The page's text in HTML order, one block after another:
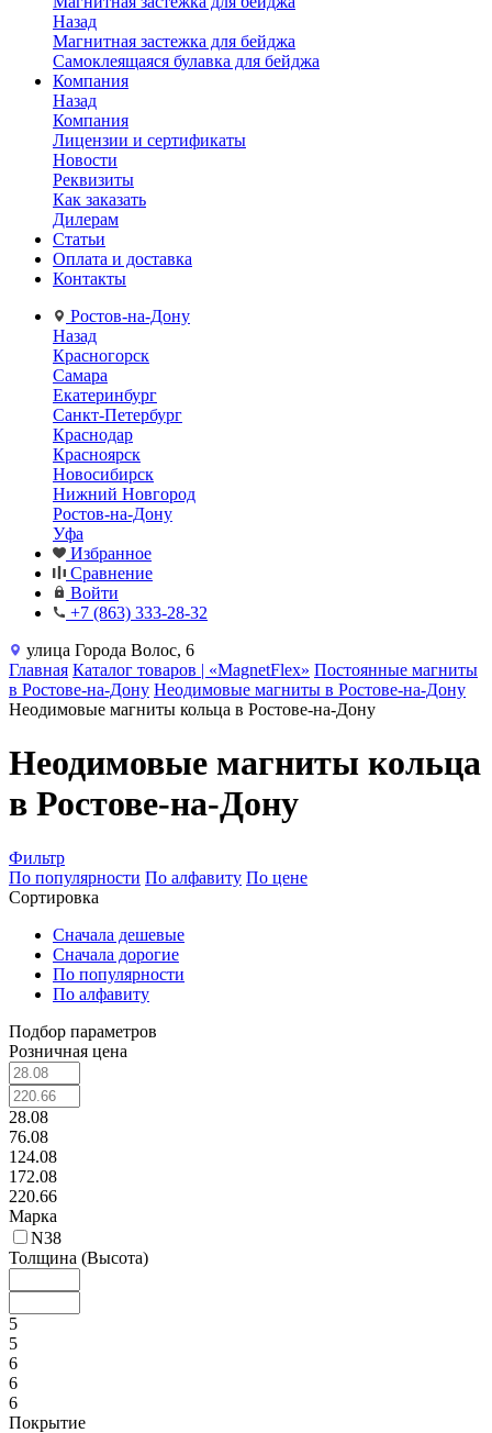
Назад
Магнитная застежка для бейджа
Самоклеящаяся булавка для бейджа
Компания
Назад
Компания
Лицензии и сертификаты
Новости
Реквизиты
Как заказать
Дилерам
Статьи
Оплата и доставка
Контакты
Ростов-на-Дону
Назад
Красногорск
Самара
Екатеринбург
Санкт-Петербург
Краснодар
Красноярск
Новосибирск
Нижний Новгород
Ростов-на-Дону
Уфа
Избранное
Сравнение
Войти
+7 (863) 333-28-32
улица Города Волос, 6
Главная Каталог товаров | «MagnetFlex» Постоянные магниты
в Ростове-на-Дону Неодимовые магниты в Ростове-на-Дону
Неодимовые магниты кольца в Ростове-на-Дону
Неодимовые магниты кольца
в Ростове-на-Дону
Фильтр
По популярности По алфавиту По цене
Сортировка
Сначала дешевые
Сначала дорогие
По популярности
По алфавиту
Подбор параметров
Розничная цена
28.08
76.08
124.08
172.08
220.66
Марка
N38
Толщина (Высота)
5
5
6
6
6
Покрытие